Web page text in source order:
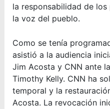
la responsabilidad de
la voz del pueblo.
Como se tenía
asistió a la audiencia
Jim Acosta y CNN ante
Timothy Kelly. CNN ha
temporal y la
Acosta. La revocación